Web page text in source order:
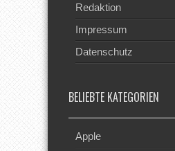
Redaktion
Impressum
Datenschutz
BELIEBTE KATEGORIEN
Apple